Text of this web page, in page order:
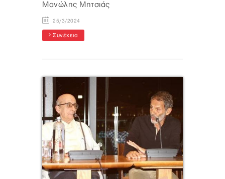
Μανώλης Μητσιάς
25/3/2024
Συνέχεια